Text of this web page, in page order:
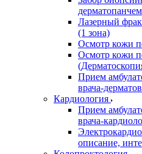
дерматопанчем
Лазерный
(1 зона)
Осмотр кожи
Осмотр кожи
Прием
врача-
Кардиология
Прием
врача-
описание,